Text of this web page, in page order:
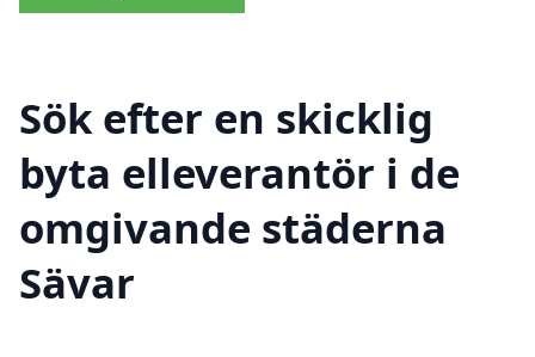
Sök efter en skicklig
byta elleverantör i de
omgivande städerna
Sävar